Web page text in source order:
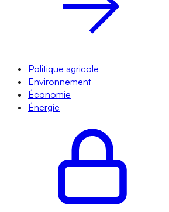
Politique agricole
Environnement
Économie
Énergie